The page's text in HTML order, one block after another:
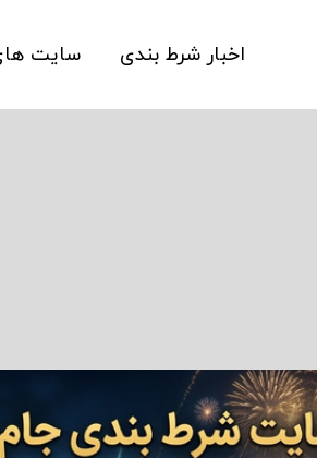
اخبار شرط بندی سایت